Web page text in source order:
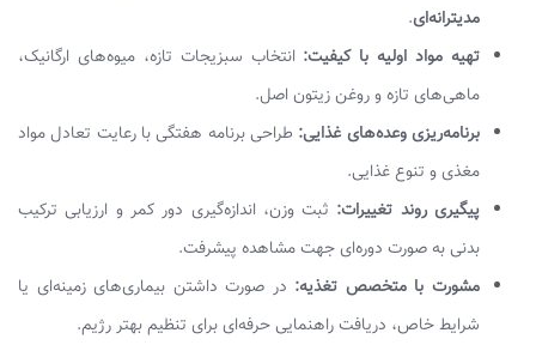
مدیترانه‌ای.
تهیه مواد اولیه با کیفیت: انتخاب سبزیجات تازه، میوه‌های ارگانیک،
ماهی‌های تازه و روغن زیتون اصل.
برنامه‌ریزی وعده‌های غذایی: طراحی برنامه هفتگی با رعایت تعادل مواد
مغذی و تنوع غذایی.
پیگیری روند تغییرات: ثبت وزن، اندازه‌گیری دور کمر و ارزیابی ترکیب
بدنی به صورت دوره‌ای جهت مشاهده پیشرفت.
مشورت با متخصص تغذیه: در صورت داشتن بیماری‌های زمینه‌ای یا
شرایط خاص، دریافت راهنمایی حرفه‌ای برای تنظیم بهتر رژیم.